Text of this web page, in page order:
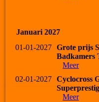
Januari 2027
01-01-2027
Grote prijs
Badkamers
Meer
02-01-2027
Cyclocross
Meer